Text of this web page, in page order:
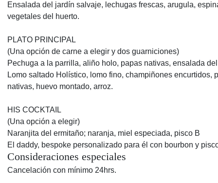
Ensalada del jardín salvaje, lechugas frescas, arugula,
vegetales del huerto.
PLATO PRINCIPAL
(Una opción de carne a elegir y dos guarniciones)
Pechuga a la parrilla, aliño holo, papas nativas, ensalada
Lomo saltado Holístico, lomo fino, champiñones encurtidos,
nativas, huevo montado, arroz.
HIS COCKTAIL
(Una opción a elegir)
Naranjita del ermitaño; naranja, miel especiada, pisco B
El daddy, bespoke personalizado para él con bourbon y
Consideraciones especiales
Cancelación con mínimo 24hrs.